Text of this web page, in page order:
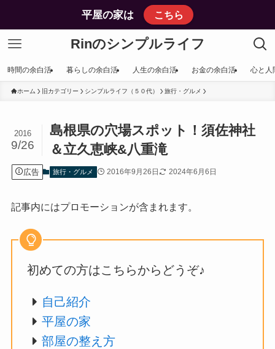
平屋の家は こちら
Rinのシンプルライフ
時間の余白活 暮らしの余白活 人生の余白活 お金の余白活 心と人
ホーム 旧カテゴリー シンプルライフ（５０代） 旅行・グルメ
島根県の穴場スポット！須佐神社
＆立久恵峡&八重滝
2016
9/26
広告 旅行・グルメ 2016年9月26日 2024年6月6日
記事内にはプロモーションが含まれます。
初めての方はこちらからどうぞ♪
自己紹介
平屋の家
部屋の整え方